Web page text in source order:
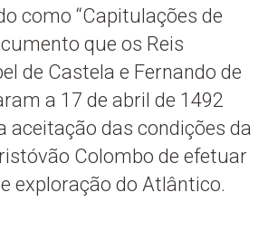
como “Capitulações de
que os Reis
de Castela e Fernando de
a 17 de abril de 1492
aceitação das condições da
Colombo de efetuar
exploração do Atlântico.